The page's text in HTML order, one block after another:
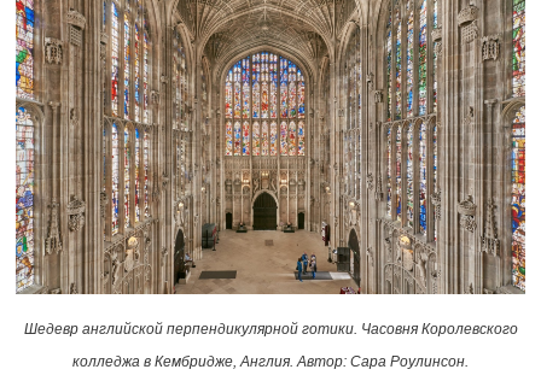
Шедевр английской перпендикулярной готики. Часовня Королевского
колледжа в Кембридже, Англия. Автор: Сара Роулинсон.